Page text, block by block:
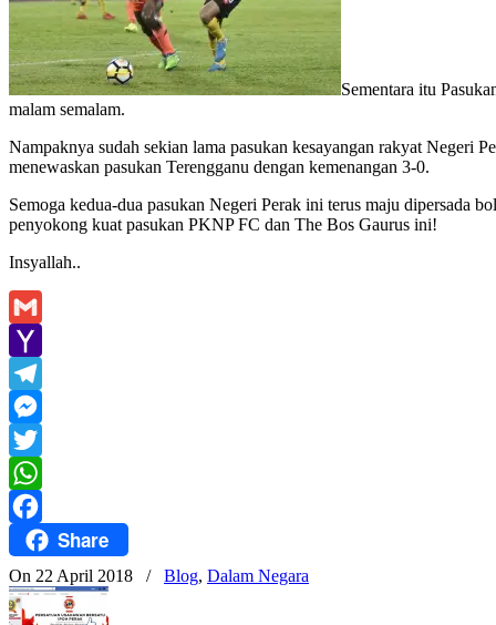
Sementara itu
malam semalam.
Nampaknya sudah sekian lama pasukan kesayangan rakyat Negeri
menewaskan pasukan Terengganu dengan kemenangan 3-0.
Semoga kedua-dua pasukan Negeri Perak ini terus maju dipersada
penyokong kuat pasukan PKNP FC dan The Bos Gaurus ini!
Insyallah..
Gmail
Yahoo
Mail
Telegram
Messenger
Twitter
WhatsApp
FacebookShare
On 22 April 2018 / Blog, Dalam Negara